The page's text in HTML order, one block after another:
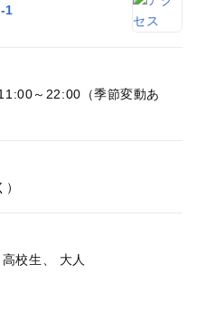
1
～22:00（季節変動あ
校生、 大人